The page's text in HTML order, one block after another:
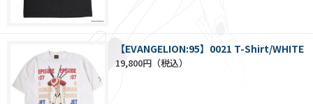
【EVANGELION:95】0021 T-Shirt/WHITE
19,800円